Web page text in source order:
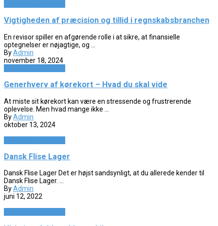
Vigtigheden af præcision og tillid i regnskabsbranchen
En revisor spiller en afgørende rolle i at sikre, at finansielle
optegnelser er nøjagtige, og ...
ByAdmin
november 18, 2024
Generhverv af kørekort – Hvad du skal vide
At miste sit kørekort kan være en stressende og frustrerende
oplevelse. Men hvad mange ikke ...
ByAdmin
oktober 13, 2024
Dansk Flise Lager
Dansk Flise Lager Det er højst sandsynligt, at du allerede kender til
Dansk Flise Lager. ...
ByAdmin
juni 12, 2022